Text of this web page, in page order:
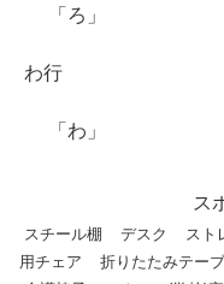
「ろ」
わ行
「わ」
ス
スチール棚 デスク スト
用チェア
折りたたみテー